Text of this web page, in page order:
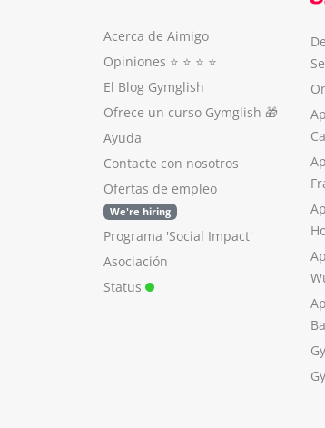
Acerca de Aimigo
Opiniones ⭐️ ⭐️ ⭐️ ⭐️
El Blog Gymglish
Ofrece un curso Gymglish 🎁
Ayuda
Contacte con nosotros
Ofertas de empleo
We're hiring
Programa 'Social Impact'
Asociación
Status